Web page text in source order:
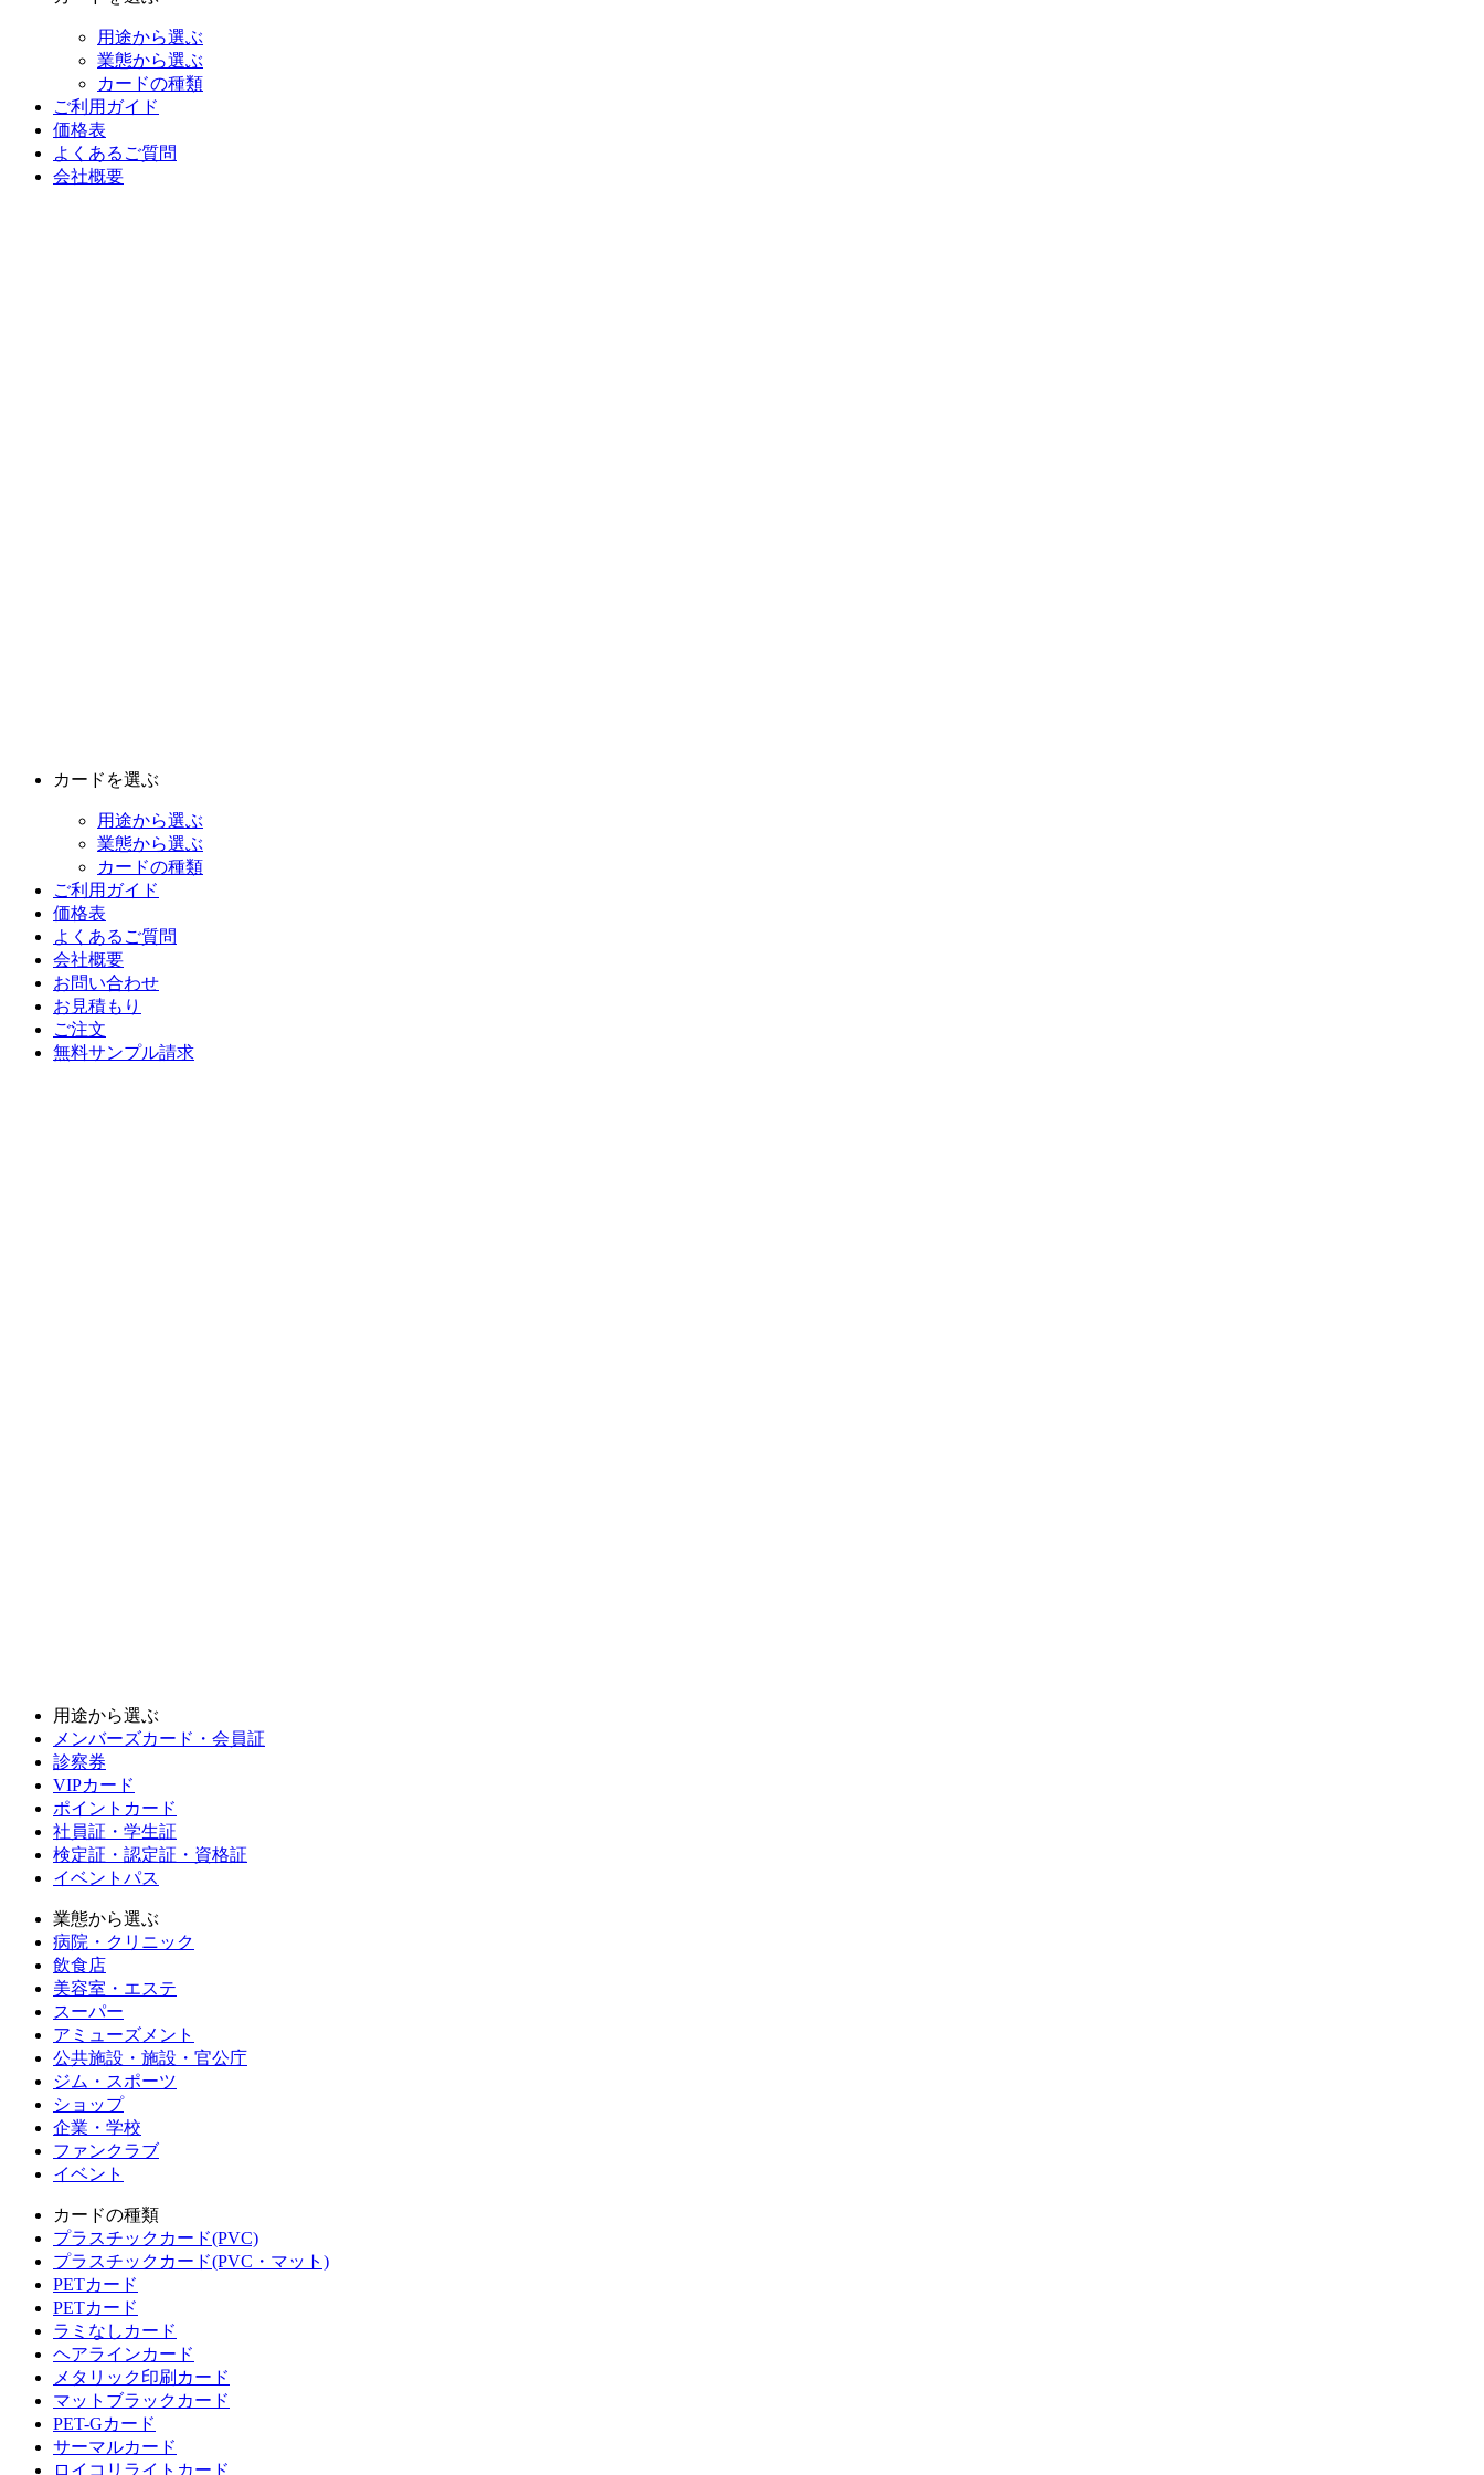
用途から選ぶ
業態から選ぶ
カードの種類
ご利用ガイド
価格表
よくあるご質問
会社概要
カードを選ぶ
用途から選ぶ
業態から選ぶ
カードの種類
ご利用ガイド
価格表
よくあるご質問
会社概要
お問い合わせ
お見積もり
ご注文
無料サンプル請求
用途から選ぶ
メンバーズカード・会員証
診察券
VIPカード
ポイントカード
社員証・学生証
検定証・認定証・資格証
イベントパス
業態から選ぶ
病院・クリニック
飲食店
美容室・エステ
スーパー
アミューズメント
公共施設・施設・官公庁
ジム・スポーツ
ショップ
企業・学校
ファンクラブ
イベント
カードの種類
プラスチックカード(PVC)
プラスチックカード(PVC・マット)
PETカード
PETカード
ラミなしカード
ヘアラインカード
メタリック印刷カード
マットブラックカード
PET-Gカード
サーマルカード
ロイコリライトカード